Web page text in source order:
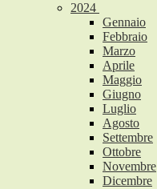
2024
Gennaio
Febbraio
Marzo
Aprile
Maggio
Giugno
Luglio
Agosto
Settembre
Ottobre
Novembre
Dicembre